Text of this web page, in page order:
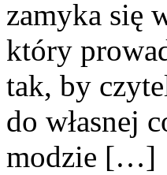
zamyka się
który
tak, by
do własnej
modzie […]